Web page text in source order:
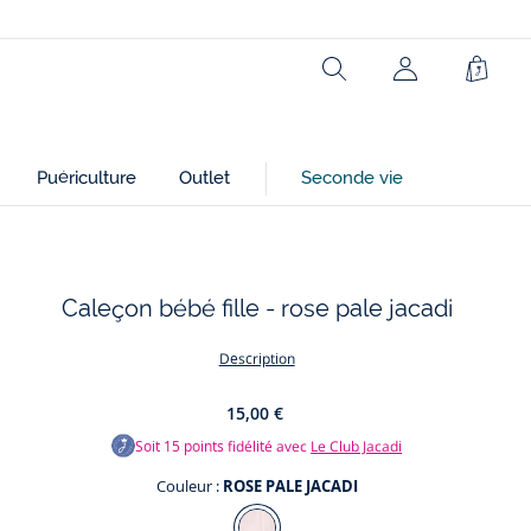
Rechercher
Mon
Puériculture Outlet Seconde vie
Caleçon bébé fille - rose pale jacadi
Description
15,00 €
Soit 15 points fidélité avec Le Club Jacadi
Couleur : ROSE PALE JACADI
Couleur